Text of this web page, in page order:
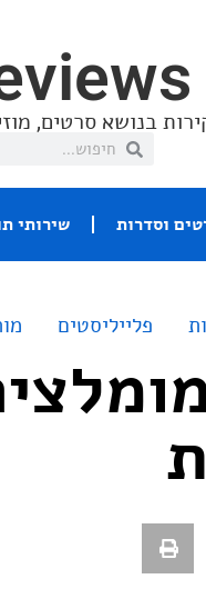
בנושא סרטים,
וסדרות שירותי
פלייליסטים